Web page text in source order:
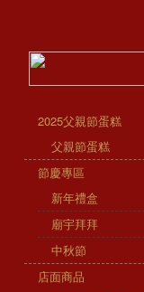
2025父親節蛋糕
父親節蛋糕
節慶專區
新年禮盒
廟宇拜拜
中秋節
店面商品